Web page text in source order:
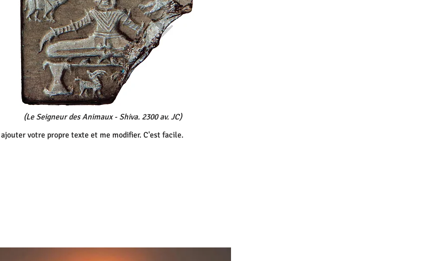
(Le Seigneur des Animaux - Shiva. 2300 av. JC)
votre propre texte et me modifier. C'est facile.